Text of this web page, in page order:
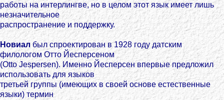
работы на интерлингве, но в целом этот язык имеет лишь
незначительное
распространение и поддержку.
Новиалбыл спроектирован в 1928 году датским
филологом Отто Йесперсеном
(Otto Jespersen). Именно Йесперсен впервые предложил
использовать для языков
третьей группы (имеющих в своей основе естественные
языки) термин